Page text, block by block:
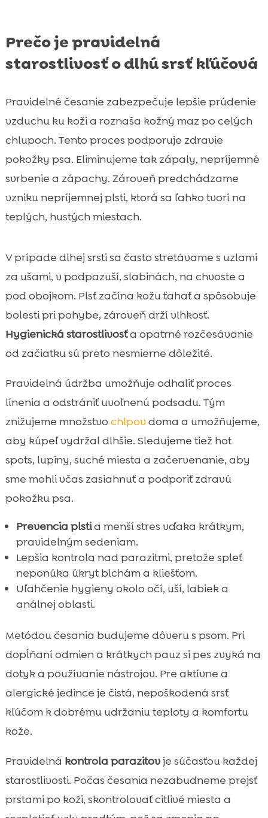
Prečo je pravidelná
starostlivosť o dlhú srsť kľúčová
Pravidelné česanie zabezpečuje lepšie prúdenie
vzduchu ku koži a roznaša kožný maz po celých
chlupoch. Tento proces podporuje zdravie
pokožky psa. Eliminujeme tak zápaly, nepríjemné
svrbenie a zápachy. Zároveň predchádzame
vzniku nepríjemnej plsti, ktorá sa ľahko tvorí na
teplých, hustých miestach.
V prípade dlhej srsti sa často stretávame s uzlami
za ušami, v podpazuší, slabinách, na chvoste a
pod obojkom. Plsť začína kožu ťahať a spôsobuje
bolesti pri pohybe, zároveň drží vlhkosť.
Hygienická starostlivosťa opatrné rozčesávanie
od začiatku sú preto nesmierne dôležité.
Pravidelná údržba umožňuje odhaliť proces
línenia a odstrániť uvoľnenú podsadu. Tým
znižujeme množstvo chlpovdoma a umožňujeme,
aby kúpeľ vydržal dlhšie. Sledujeme tiež hot
spots, lupiny, suché miesta a začervenanie, aby
sme mohli včas zasiahnuť a podporiť zdravú
pokožku psa.
Prevencia plstia menší stres vďaka krátkym,
pravidelným sedeniam.
Lepšia kontrola nad parazitmi, pretože spleť
neponúka úkryt blchám a kliešťom.
Uľahčenie hygieny okolo očí, uší, labiek a
análnej oblasti.
Metódou česania budujeme dôveru s psom. Pri
dopĺňaní odmien a krátkych pauz si pes zvyká na
dotyk a používanie nástrojov. Pre aktívne a
alergické jedince je čistá, nepoškodená srsť
kľúčom k dobrému udržaniu teploty a komfortu
kože.
Pravidelná kontrola parazitovje súčasťou každej
starostlivosti. Počas česania nezabudneme prejsť
prstami po koži, skontrolovať citlivé miesta a